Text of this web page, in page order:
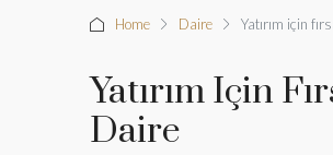
Home Daire Yatırım için
Yatırım Için
Daire